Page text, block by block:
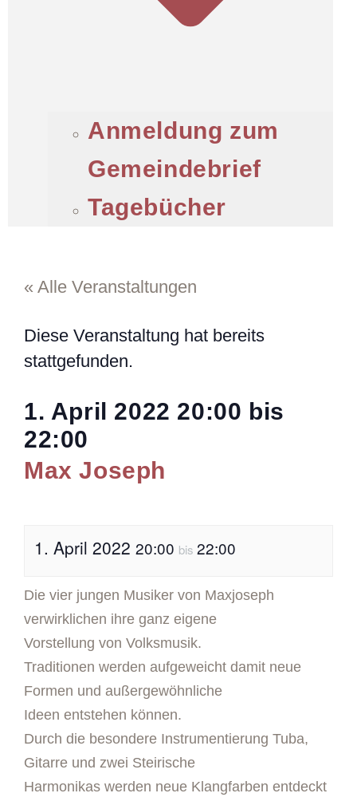
Anmeldung zum
Gemeindebrief
Tagebücher
« Alle Veranstaltungen
Diese Veranstaltung hat bereits
stattgefunden.
1. April 2022 20:00 bis
22:00
Max Joseph
1. April 2022 20:00 bis 22:00
Die vier jungen Musiker von Maxjoseph
verwirklichen ihre ganz eigene
Vorstellung von Volksmusik.
Traditionen werden aufgeweicht damit neue
Formen und außergewöhnliche
Ideen entstehen können.
Durch die besondere Instrumentierung Tuba,
Gitarre und zwei Steirische
Harmonikas werden neue Klangfarben entdeckt